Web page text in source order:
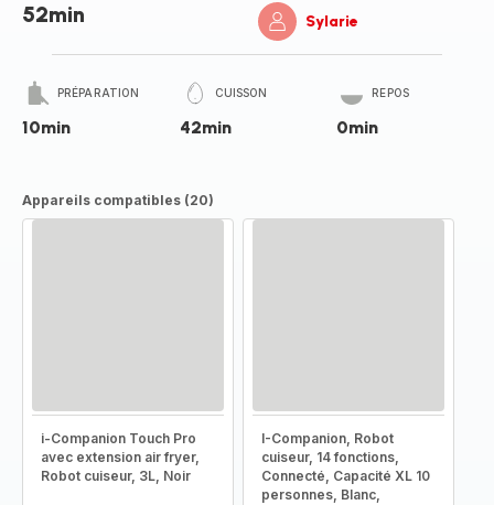
52min Sylarie
PRÉPARATION
10min
CUISSON
42min
REPOS
0min
Appareils compatibles (20)
i-Companion Touch Pro
avec extension air fryer,
Robot cuiseur, 3L, Noir
I-Companion, Robot
cuiseur, 14 fonctions,
Connecté, Capacité XL 10
personnes, Blanc,